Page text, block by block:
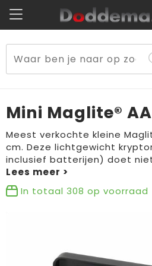
Paraplu's
Reisbenodigdheden
Aanstekers
Elektronica, Gadgets en
Bidons en Sportflessen
Veiligheidsvesten en
Schorten en Sloven
Veiligheidssignalering en
Gereedschap
Schoenen
Sweaters
Kledingaccessoires
T-Shirts
Peuters en Baby's
Lunchtassen
Opbergtassen
Schoenentassen
Golftassen
Draagtassen
Mini Maglite®
Meest verkochte kleine
cm. Deze lichtgewicht
inclusief batterijen) doet
In totaal 308 op voorraad